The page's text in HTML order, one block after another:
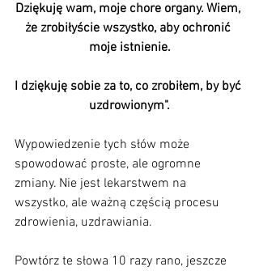
Dziękuję wam, moje chore organy. Wiem,
że zrobiłyście wszystko, aby ochronić
moje istnienie.
I dziękuję sobie za to, co zrobiłem, by być
uzdrowionym".
Wypowiedzenie tych słów może
spowodować proste, ale ogromne
zmiany. Nie jest lekarstwem na
wszystko, ale ważną częścią procesu
zdrowienia, uzdrawiania.
Powtórz te słowa 10 razy rano, jeszcze